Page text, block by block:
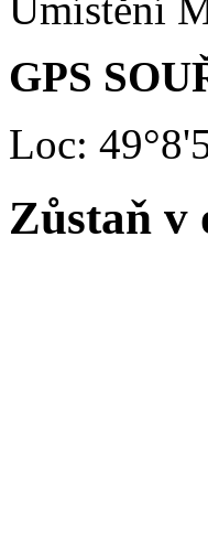
Umístění
GPS
Loc:
Zůstaň v